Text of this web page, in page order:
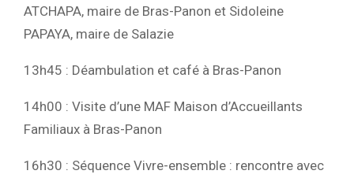
ATCHAPA, maire de Bras-Panon et Sidoleine
PAPAYA, maire de Salazie
13h45 : Déambulation et café à Bras-Panon
14h00 : Visite d’une MAF Maison d’Accueillants
Familiaux à Bras-Panon
16h30 : Séquence Vivre-ensemble : rencontre avec